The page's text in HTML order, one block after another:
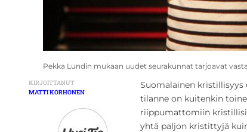
Pekka Lundin mukaan uudet seurakunnat tarjoavat
KIRJOITTANUT
MATTI KORHONEN
Suomalainen kristillisyys
tilanne on kuitenkin
riippumattomiin
yhtä paljon kristittyjä